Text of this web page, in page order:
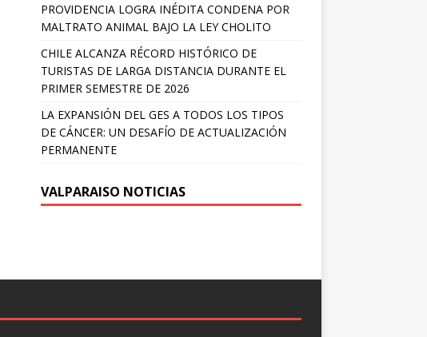
PROVIDENCIA LOGRA INÉDITA CONDENA POR
MALTRATO ANIMAL BAJO LA LEY CHOLITO
CHILE ALCANZA RÉCORD HISTÓRICO DE
TURISTAS DE LARGA DISTANCIA DURANTE EL
PRIMER SEMESTRE DE 2026
LA EXPANSIÓN DEL GES A TODOS LOS TIPOS
DE CÁNCER: UN DESAFÍO DE ACTUALIZACIÓN
PERMANENTE
VALPARAISO NOTICIAS